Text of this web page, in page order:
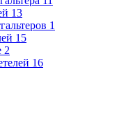
13
1
15
2
16